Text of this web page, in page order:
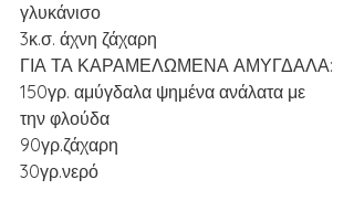
γλυκάνισο
3κ.σ. άχνη ζάχαρη
ΓΙΑ ΤΑ ΚΑΡΑΜΕΛΩΜΕΝΑ ΑΜΥΓΔΑΛΑ:
150γρ. αμύγδαλα ψημένα ανάλατα με
την φλούδα
90γρ.ζάχαρη
30γρ.νερό